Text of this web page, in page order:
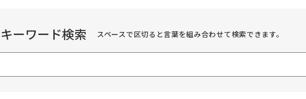
キーワード検索 スペースで区切ると言葉を組み合わせて検索できます。